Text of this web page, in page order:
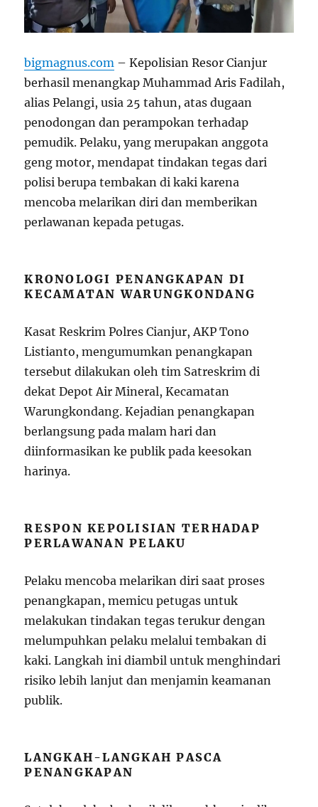
bigmagnus.com – Kepolisian Resor Cianjur
berhasil menangkap Muhammad Aris Fadilah,
alias Pelangi, usia 25 tahun, atas dugaan
penodongan dan perampokan terhadap
pemudik. Pelaku, yang merupakan anggota
geng motor, mendapat tindakan tegas dari
polisi berupa tembakan di kaki karena
mencoba melarikan diri dan memberikan
perlawanan kepada petugas.
KRONOLOGI PENANGKAPAN DI
KECAMATAN WARUNGKONDANG
Kasat Reskrim Polres Cianjur, AKP Tono
Listianto, mengumumkan penangkapan
tersebut dilakukan oleh tim Satreskrim di
dekat Depot Air Mineral, Kecamatan
Warungkondang. Kejadian penangkapan
berlangsung pada malam hari dan
diinformasikan ke publik pada keesokan
harinya.
RESPON KEPOLISIAN TERHADAP
PERLAWANAN PELAKU
Pelaku mencoba melarikan diri saat proses
penangkapan, memicu petugas untuk
melakukan tindakan tegas terukur dengan
melumpuhkan pelaku melalui tembakan di
kaki. Langkah ini diambil untuk menghindari
risiko lebih lanjut dan menjamin keamanan
publik.
LANGKAH-LANGKAH PASCA
PENANGKAPAN